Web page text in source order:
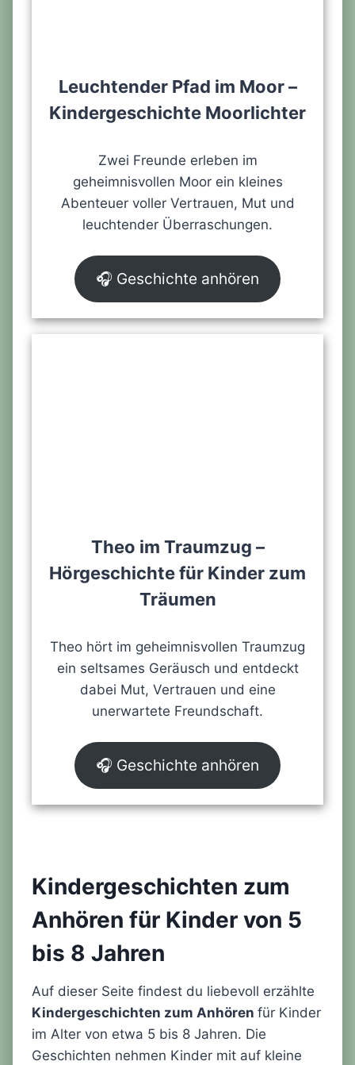
Leuchtender Pfad im Moor –
Kindergeschichte Moorlichter
Zwei Freunde erleben im
geheimnisvollen Moor ein kleines
Abenteuer voller Vertrauen, Mut und
leuchtender Überraschungen.
🎧 Geschichte anhören
Theo im Traumzug –
Hörgeschichte für Kinder zum
Träumen
Theo hört im geheimnisvollen Traumzug
ein seltsames Geräusch und entdeckt
dabei Mut, Vertrauen und eine
unerwartete Freundschaft.
🎧 Geschichte anhören
Kindergeschichten zum
Anhören für Kinder von 5
bis 8 Jahren
Auf dieser Seite findest du liebevoll erzählte
Kindergeschichten zum Anhören für Kinder
im Alter von etwa 5 bis 8 Jahren. Die
Geschichten nehmen Kinder mit auf kleine